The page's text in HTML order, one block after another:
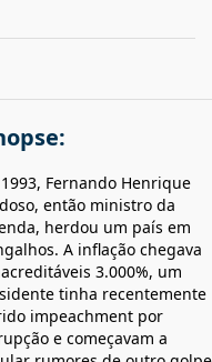
Fernando Henrique
então ministro da
herdou um país em
A inflação chegava
3.000%, um
tinha recentemente
impeachment por
e começavam a